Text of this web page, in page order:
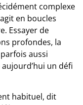
complexe
en boucles
Essayer de
profondes, la
aussi
un défi
habituel, dit